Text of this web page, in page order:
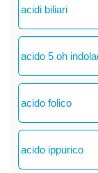
acidi biliari
acido 5 oh
acido folico
acido ippurico